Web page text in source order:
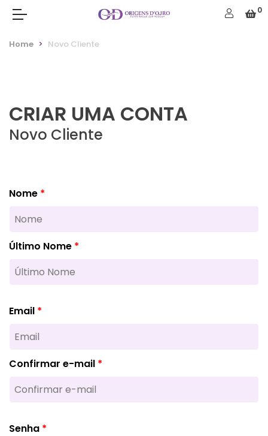
0
Home Novo Cliente
CRIAR UMA CONTA
Novo Cliente
Nome
Último Nome
Email
Confirmar e-mail
Senha